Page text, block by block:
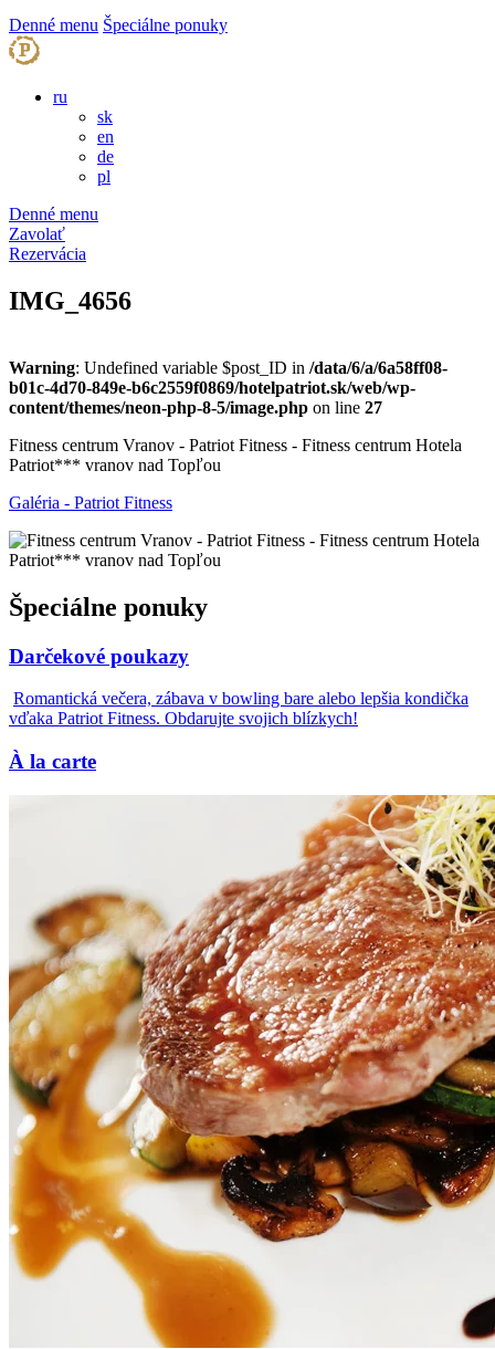
Denné menu Špeciálne ponuky
ru
sk
en
de
pl
Denné menu
Zavolať
Rezervácia
IMG_4656
Warning: Undefined variable $post_ID in /data/6/a/6a58ff08-
b01c-4d70-849e-b6c2559f0869/hotelpatriot.sk/web/wp-
content/themes/neon-php-8-5/image.php on line 27
Fitness centrum Vranov - Patriot Fitness - Fitness centrum Hotela
Patriot*** vranov nad Topľou
Galéria - Patriot Fitness
Špeciálne ponuky
Darčekové poukazy
Romantická večera, zábava v bowling bare alebo lepšia kondička
vďaka Patriot Fitness. Obdarujte svojich blízkych!
À la carte